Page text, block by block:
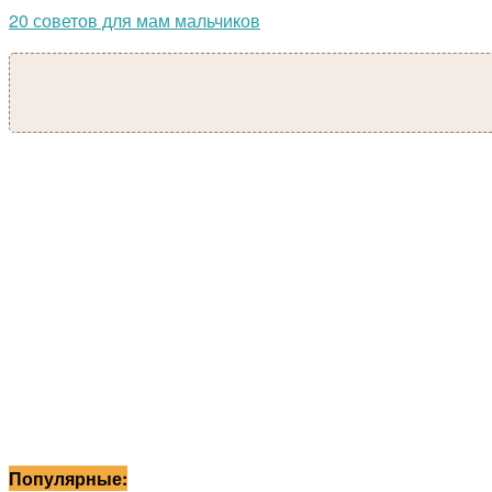
20 советов для мам мальчиков
Популярные: